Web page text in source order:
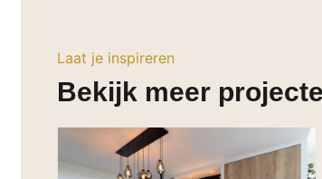
Laat je inspireren
Bekijk meer